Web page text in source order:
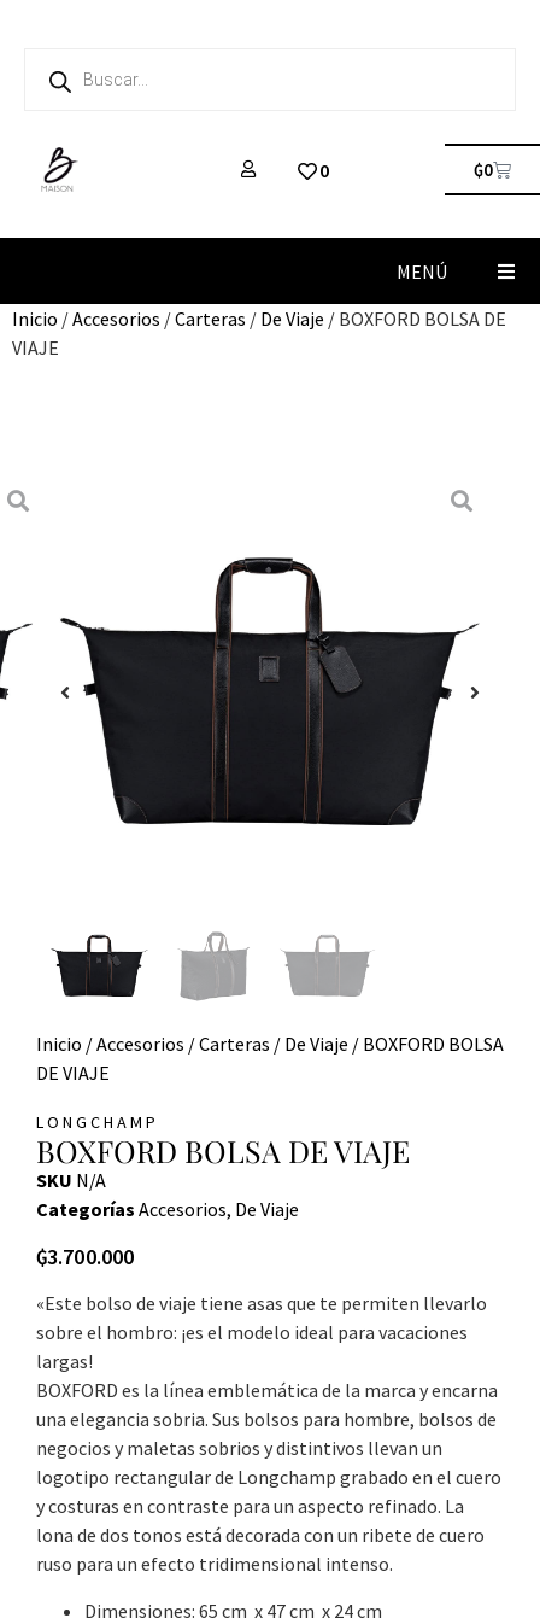
0 ₲0
MENÚ
Inicio /Accesorios /Carteras / De Viaje / BOXFORD BOLSA DE
VIAJE
Inicio /Accesorios /Carteras / De Viaje / BOXFORD BOLSA
DE VIAJE
LONGCHAMP
BOXFORD BOLSA DE VIAJE
SKU N/A
Categorías Accesorios, De Viaje
₲3.700.000
«Este bolso de viaje tiene asas que te permiten llevarlo
sobre el hombro: ¡es el modelo ideal para vacaciones
largas!
BOXFORD es la línea emblemática de la marca y encarna
una elegancia sobria. Sus bolsos para hombre, bolsos de
negocios y maletas sobrios y distintivos llevan un
logotipo rectangular de Longchamp grabado en el cuero
y costuras en contraste para un aspecto refinado. La
lona de dos tonos está decorada con un ribete de cuero
ruso para un efecto tridimensional intenso.
Dimensiones: 65 cm x 47 cm x 24 cm